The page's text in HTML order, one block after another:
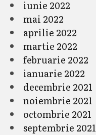
iunie 2022
mai 2022
aprilie 2022
martie 2022
februarie 2022
ianuarie 2022
decembrie 2021
noiembrie 2021
octombrie 2021
septembrie 2021